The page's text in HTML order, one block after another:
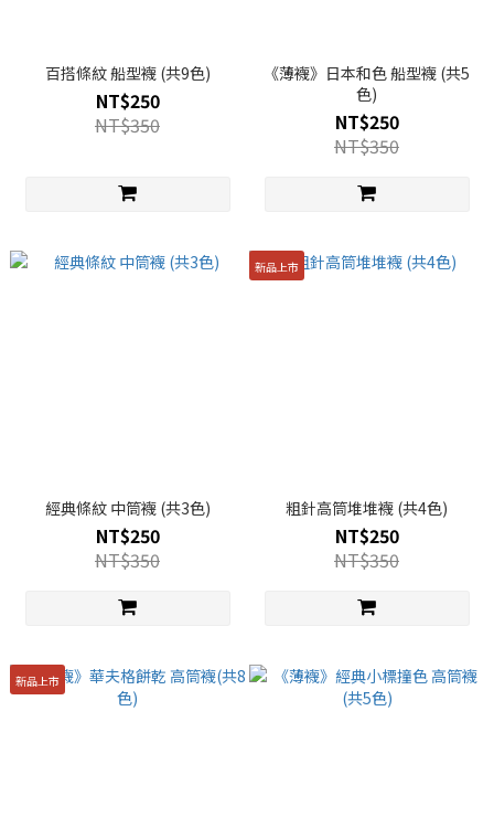
百搭條紋 船型襪 (共9色)
NT$250
NT$350
《薄襪》日本和色 船型襪 (共5
色)
NT$250
NT$350
經典條紋 中筒襪 (共3色)
NT$250
NT$350
新品上市
粗針高筒堆堆襪 (共4色)
NT$250
NT$350
新品上市